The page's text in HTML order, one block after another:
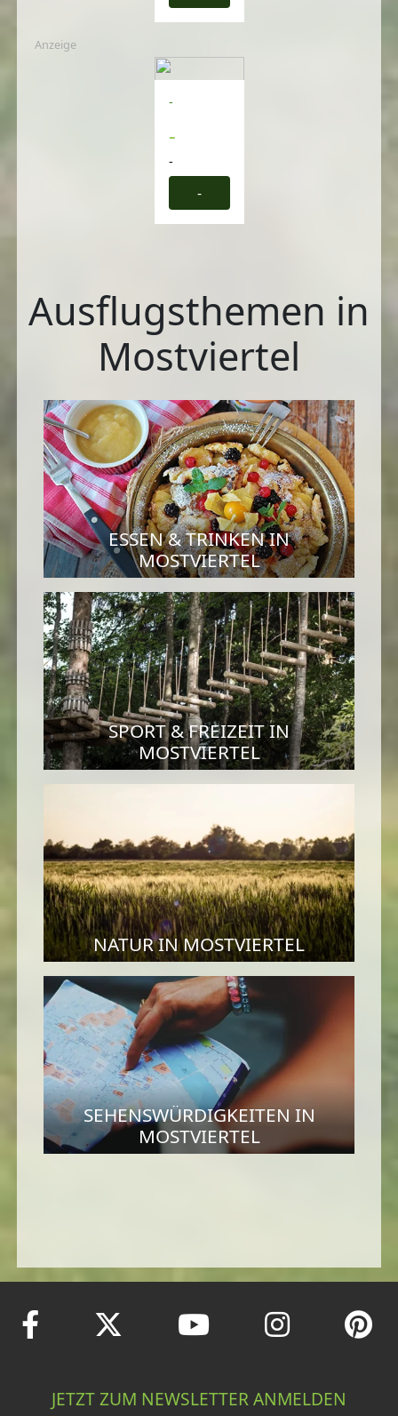
Anzeige
-
-
-
-
Ausflugsthemen in
Mostviertel
ESSEN & TRINKEN IN
MOSTVIERTEL
SPORT & FREIZEIT IN
MOSTVIERTEL
NATUR IN MOSTVIERTEL
SEHENSWÜRDIGKEITEN IN
MOSTVIERTEL
JETZT ZUM NEWSLETTER ANMELDEN